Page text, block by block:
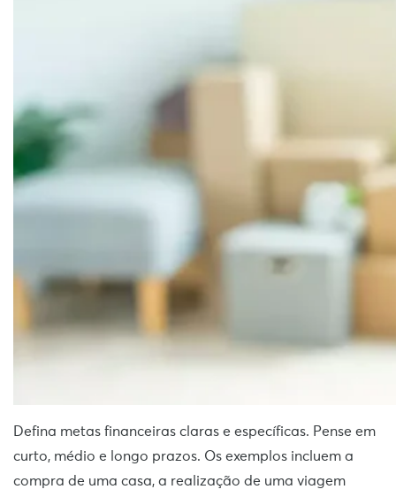
Defina metas financeiras claras e específicas. Pense em
curto, médio e longo prazos. Os exemplos incluem a
compra de uma casa, a realização de uma viagem